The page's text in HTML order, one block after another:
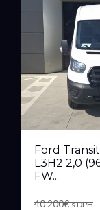
Ford
L3H2 2,0
FW...
40 200€s DPH